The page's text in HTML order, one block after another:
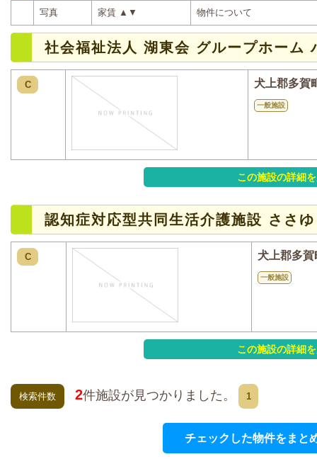
写真 家賃 ▲ ▼ 物件について
社会福祉法人 湖東会 グループホーム
C 犬上郡多賀
一般施設
この施設の詳細
認知症対応型共同生活介護施設 ささ
C 犬上郡多賀
一般施設
この施設の詳細
検索件数 2件施設が見つかりました。 1
チェックした物件をまと